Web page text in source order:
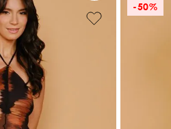
-50%